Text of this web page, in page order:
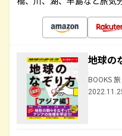
地球
BOOKS